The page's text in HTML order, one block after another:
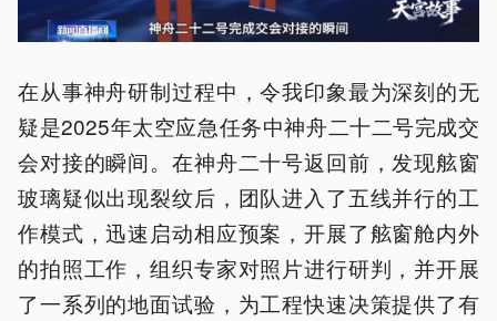
在从事神舟研制过程中，令我印象最为深刻的无
疑是2025年太空应急任务中神舟二十二号完成交
会对接的瞬间。在神舟二十号返回前，发现舷窗
玻璃疑似出现裂纹后，团队进入了五线并行的工
作模式，迅速启动相应预案，开展了舷窗舱内外
的拍照工作，组织专家对照片进行研判，并开展
了一系列的地面试验，为工程快速决策提供了有